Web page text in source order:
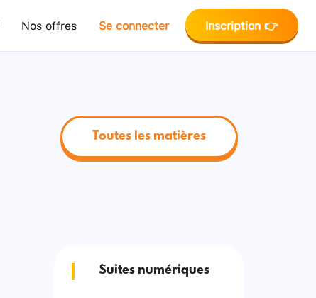
Nos offres Se connecter Inscription 👉
Toutes les matières
Suites numériques